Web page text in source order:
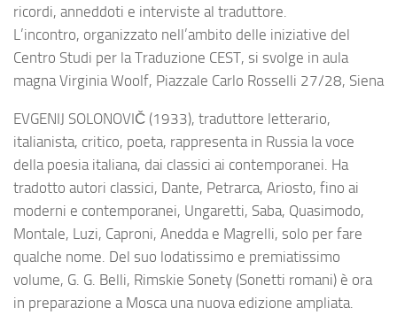
ricordi, anneddoti e interviste al traduttore.
L’incontro, organizzato nell’ambito delle iniziative del
Centro Studi per la Traduzione CEST, si svolge in aula
magna Virginia Woolf, Piazzale Carlo Rosselli 27/28, Siena
EVGENIJ SOLONOVIČ (1933), traduttore letterario,
italianista, critico, poeta, rappresenta in Russia la voce
della poesia italiana, dai classici ai contemporanei. Ha
tradotto autori classici, Dante, Petrarca, Ariosto, fino ai
moderni e contemporanei, Ungaretti, Saba, Quasimodo,
Montale, Luzi, Caproni, Anedda e Magrelli, solo per fare
qualche nome. Del suo lodatissimo e premiatissimo
volume, G. G. Belli, Rimskie Sonety (Sonetti romani) è ora
in preparazione a Mosca una nuova edizione ampliata.